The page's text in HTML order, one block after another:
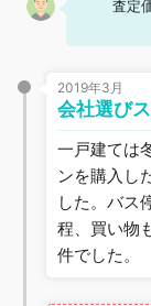
査定
2019年3月
会社選び
一戸建ては
ンを購入し
した。バス
程、買い物
件でした。